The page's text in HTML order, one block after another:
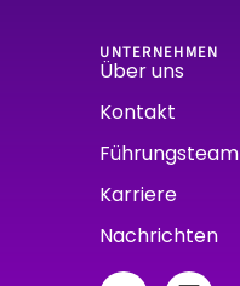
UNTERNEHMEN
Über uns
Kontakt
Führungsteam
Karriere
Nachrichten